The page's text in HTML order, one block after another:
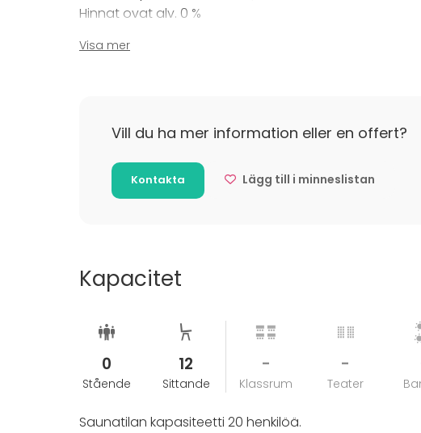
Hinnat ovat alv. 0 %
Iltahinta sisältää: Tilan käytön max. 16-24, saunan
Varaus on peruttavissa ilman kuluja 14 työpäivää
Mikäli varaus perutaan 48 h ennen tilaisuutta
kokonaisarvosta.
Visa mer
Vill du ha mer information eller en offert?
Kontakta Lägg till i minneslistan
Kapacitet
0
Stående
12
Sittande
-
Klassrum
-
Teater
Saunatilan kapasiteetti 20 henkilöä.